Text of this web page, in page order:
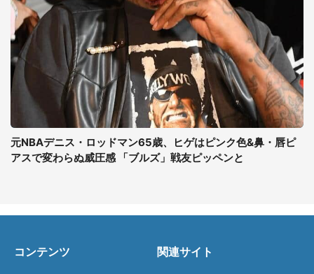
元NBAデニス・ロッドマン65歳、ヒゲはピンク色&鼻・唇ピ
アスで変わらぬ威圧感 「ブルズ」戦友ピッペンと
コンテンツ 関連サイト